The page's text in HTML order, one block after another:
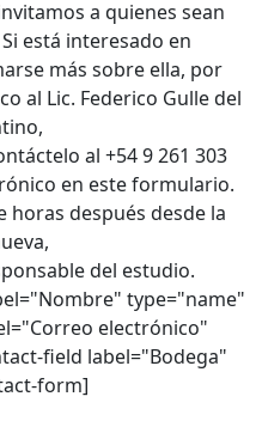
a quienes sean
está interesado en
más sobre ella, por
al Lic. Federico Gulle del
al +54 9 261 303
en este formulario.
horas después desde la
del estudio.
type="name"
electrónico"
field label="Bodega"
form]